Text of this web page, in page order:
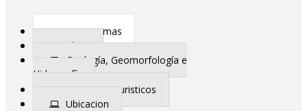
Ecosistemas
Clima
Geología, Geomorfología e
Hidrografía
Atractivos Turisticos
Ubicacion